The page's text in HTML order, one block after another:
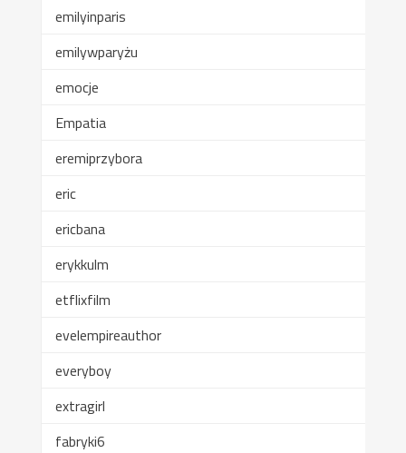
emilyinparis
emilywparyżu
emocje
Empatia
eremiprzybora
eric
ericbana
erykkulm
etflixfilm
evelempireauthor
everyboy
extragirl
fabryki6